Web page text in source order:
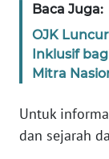
Baca Juga:
OJK
Inklusif
Mitra
Untuk
dan sejarah
WN
PAPUA
WN
BARAT